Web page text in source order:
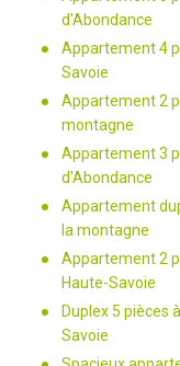
d'Abondance
Appartement 4
Savoie
Appartement 2
montagne
Appartement 3
d'Abondance
Appartement
la montagne
Appartement 2
Haute-Savoie
Duplex 5 pièces
Savoie